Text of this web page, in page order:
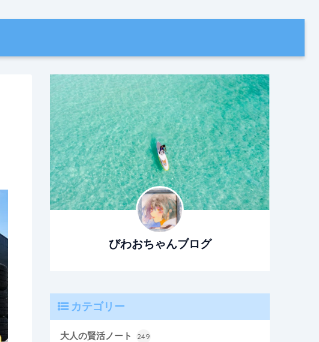
びわおちゃんブログ
カテゴリー
大人の賢活ノート 249